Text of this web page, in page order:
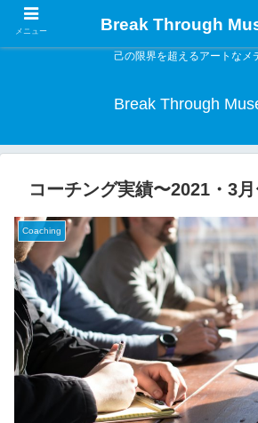
己の限界を超えるアートなメ
Break Through
コーチング実績〜2021・3
Coaching
メニュー Break Through